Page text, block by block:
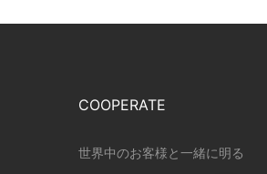
COOPERATE
世界中のお客様と一緒に明る